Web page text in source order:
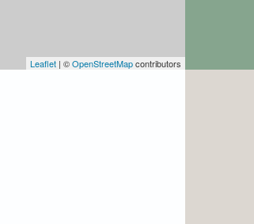
Leaflet | ©OpenStreetMapcontributors